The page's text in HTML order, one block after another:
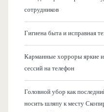
сотрудников
Гигиена быта и исправная
Карманные хорроры яркие
сессий на телефон
Головной убор как
носить шляпу к месту